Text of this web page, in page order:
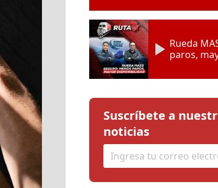
Rueda
paros,
Suscríbete a
noticias